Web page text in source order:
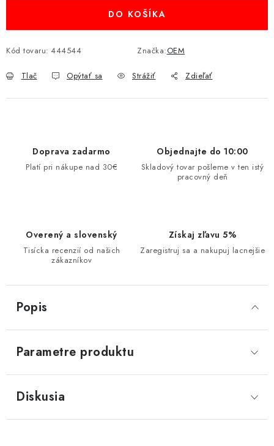
Podmienky ochrany osobných údajov
DO KOŠÍKA
Kód tovaru: 444544 Značka:OEM
Tlač Opýtať sa Strážiť Zdieľať
Doprava zadarmo
Platí pri nákupe nad 30€
Objednajte do 10:00
Skladový tovar pošleme v ten istý
pracovný deň
Overený a slovenský
Tisícka recenzií od našich
zákazníkov
Získaj zľavu 5%
Zaregistruj sa a nakupuj lacnejšie
Popis
Parametre produktu
Diskusia